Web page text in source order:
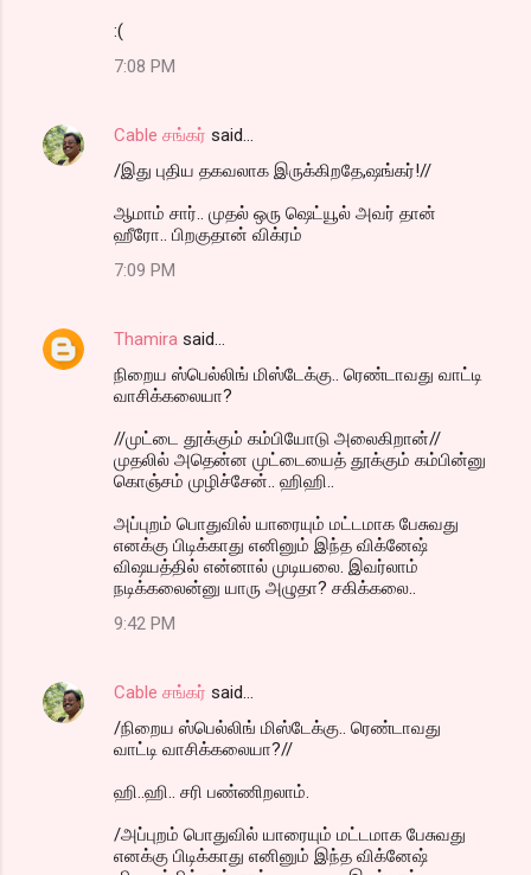
:(
7:08 PM
Cable சங்கர் said…
/இது புதிய தகவலாக இருக்கிறதே,ஷங்கர்!//
ஆமாம் சார்.. முதல் ஒரு ஷெட்யூல் அவர் தான்
ஹீரோ.. பிறகுதான் விக்ரம்
7:09 PM
Thamira said…
நிறைய ஸ்பெல்லிங் மிஸ்டேக்கு.. ரெண்டாவது வாட்டி
வாசிக்கலையா?
//முட்டை தூக்கும் கம்பியோடு அலைகிறான்//
முதலில் அதென்ன முட்டையைத் தூக்கும் கம்பின்னு
கொஞ்சம் முழிச்சேன்.. ஹிஹி..
அப்புறம் பொதுவில் யாரையும் மட்டமாக பேசுவது
எனக்கு பிடிக்காது எனினும் இந்த விக்னேஷ்
விஷயத்தில் என்னால் முடியலை. இவர்லாம்
நடிக்கலைன்னு யாரு அழுதா? சகிக்கலை..
9:42 PM
Cable சங்கர் said…
/நிறைய ஸ்பெல்லிங் மிஸ்டேக்கு.. ரெண்டாவது
வாட்டி வாசிக்கலையா?//
ஹி..ஹி.. சரி பண்ணிறலாம்.
/அப்புறம் பொதுவில் யாரையும் மட்டமாக பேசுவது
எனக்கு பிடிக்காது எனினும் இந்த விக்னேஷ்